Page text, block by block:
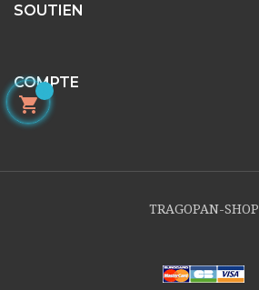
SOUTIEN
COMPTE
TRAGOPAN-SHOP
